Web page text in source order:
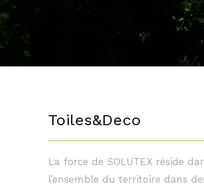
Toiles&Deco
La force de SOLUTEX réside
l’ensemble du territoire dans